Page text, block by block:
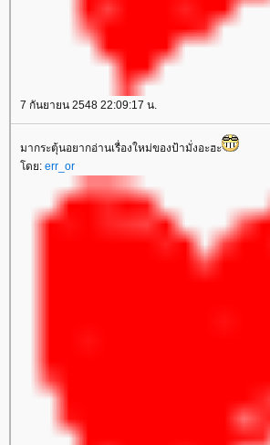
7 กันยายน 2548 22:09:17 น.
มากระตุ้นอยากอ่านเรื่องใหม่ของป้ามั่งอะฮะ
ดย: err_or